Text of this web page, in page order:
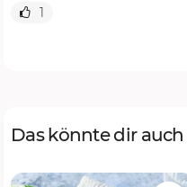
1
Das könnte dir